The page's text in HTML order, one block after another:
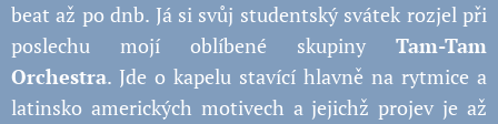
beat až po dnb. Já si svůj studentský svátek rozjel při
poslechu mojí oblíbené skupiny Tam-Tam
Orchestra. Jde o kapelu stavící hlavně na rytmice a
latinsko amerických motivech a jejichž projev je až